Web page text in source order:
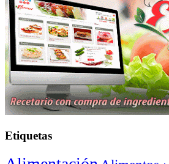
Etiquetas